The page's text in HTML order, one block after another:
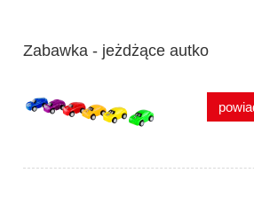
Zabawka - jeżdżące autko